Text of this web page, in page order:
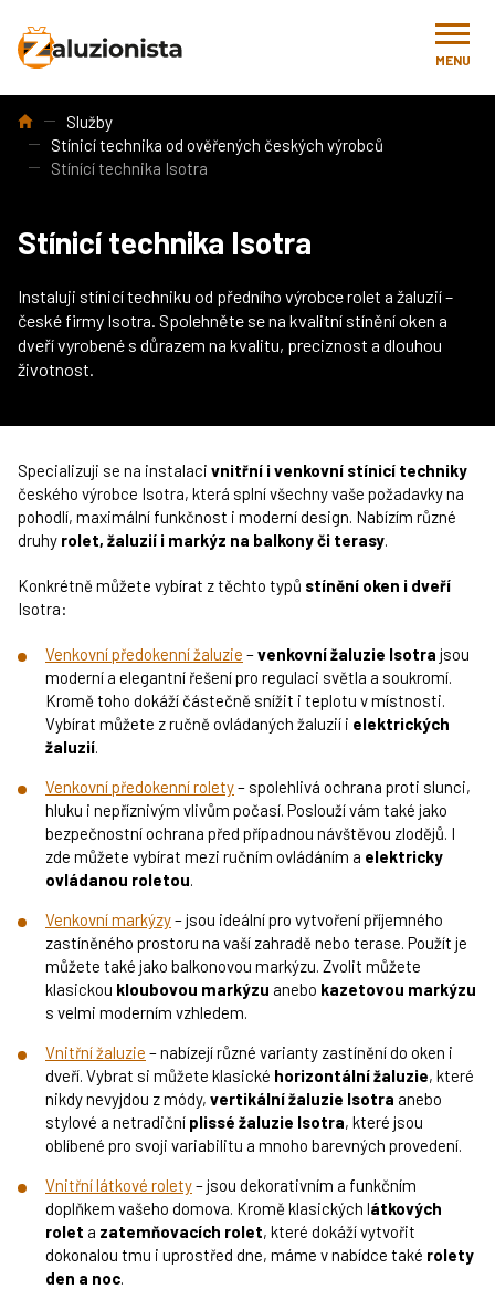
MENU
Úvod Služby
Stínicí technika od ověřených českých výrobců
Stínící technika Isotra
Stínicí technika Isotra
Instaluji stínicí techniku od předního výrobce rolet a žaluzií –
české firmy Isotra. Spolehněte se na kvalitní stínění oken a
dveří vyrobené s důrazem na kvalitu, preciznost a dlouhou
životnost.
Specializuji se na instalaci vnitřní i venkovní stínicí techniky
českého výrobce Isotra, která splní všechny vaše požadavky na
pohodlí, maximální funkčnost i moderní design. Nabízím různé
druhy rolet, žaluzií i markýz na balkony či terasy.
Konkrétně můžete vybírat z těchto typů stínění oken i dveří
Isotra:
Venkovní předokenní žaluzie –venkovní žaluzie Isotra jsou
moderní a elegantní řešení pro regulaci světla a soukromí.
Kromě toho dokáží částečně snížit i teplotu v místnosti.
Vybírat můžete z ručně ovládaných žaluzií i elektrických
žaluzií.
Venkovní předokenní rolety– spolehlivá ochrana proti slunci,
hluku i nepříznivým vlivům počasí. Poslouží vám také jako
bezpečnostní ochrana před případnou návštěvou zlodějů. I
zde můžete vybírat mezi ručním ovládáním a elektricky
ovládanou roletou.
Venkovní markýzy– jsou ideální pro vytvoření příjemného
zastíněného prostoru na vaší zahradě nebo terase. Použít je
můžete také jako balkonovou markýzu. Zvolit můžete
klasickou kloubovou markýzu anebo kazetovou markýzu
s velmi moderním vzhledem.
Vnitřní žaluzie – nabízejí různé varianty zastínění do oken i
dveří. Vybrat si můžete klasické horizontální žaluzie, které
nikdy nevyjdou z módy, vertikální žaluzie Isotra anebo
stylové a netradiční plissé žaluzie Isotra, které jsou
oblíbené pro svoji variabilitu a mnoho barevných provedení.
Vnitřní látkové rolety– jsou dekorativním a funkčním
doplňkem vašeho domova. Kromě klasických látkových
rolet a zatemňovacích rolet, které dokáží vytvořit
dokonalou tmu i uprostřed dne, máme v nabídce také rolety
den a noc.